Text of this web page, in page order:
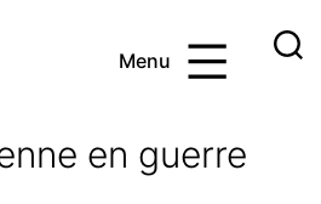
Menu
en guerre